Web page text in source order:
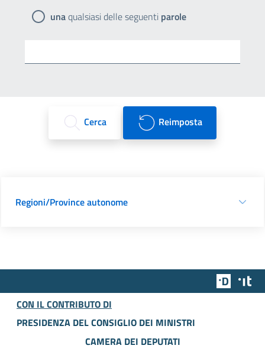
unaqualsiasi delle seguenti parole
Cerca Reimposta
Regioni/Province autonome
Team
CON IL CONTRIBUTO DI
PRESIDENZA DEL CONSIGLIO DEI MINISTRI
CAMERA DEI DEPUTATI